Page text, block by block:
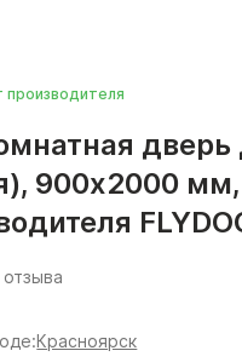
производителя
дверь
900x2000 мм,
отзыва
Красноярск